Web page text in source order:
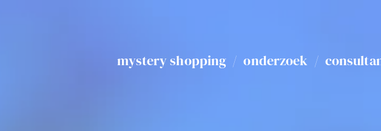
mystery shopping / onderzoek /